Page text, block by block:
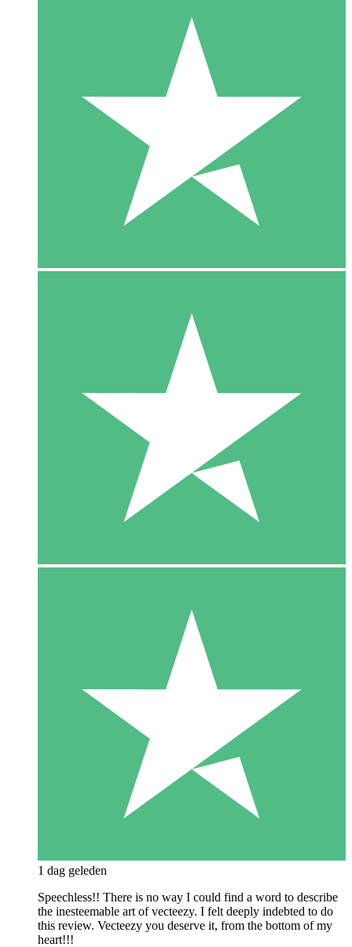
1 dag geleden
Speechless!! There is no way I could find a word to describe
the inesteemable art of vecteezy. I felt deeply indebted to do
this review. Vecteezy you deserve it, from the bottom of my
heart!!!